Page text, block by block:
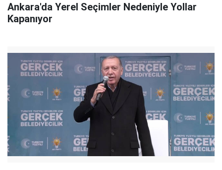
Ankara'da Yerel Seçimler Nedeniyle Yollar
Kapanıyor